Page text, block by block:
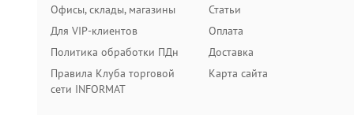
Офисы, склады, магазины
Для VIP-клиентов
Политика обработки ПДн
Правила Клуба торговой
сети INFORMAT
Статьи
Оплата
Доставка
Карта сайта